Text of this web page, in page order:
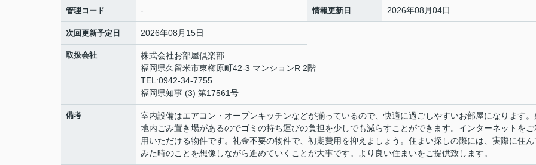
管理コード - 情報更新日 2026年08月04日
次回更新予定日 2026年08月15日
取扱会社
株式会社お部屋倶楽部
福岡県久留米市東櫛原町42-3 マンションR 2階
TEL:0942-34-7755
福岡県知事 (3) 第17561号
備考
室内設備はエアコン・オープンキッチンなどが揃っているので、快適に過ごしやすいお部屋になります。
地内ごみ置き場があるのでゴミの持ち運びの負担を少しでも減らすことができます。インターネットをご
用いただける物件です。礼金不要の物件で、初期費用を抑えましょう。住まい探しの際には、実際に住ん
みた時のことを想像しながら進めていくことが大事です。より良い住まいをご提供致します。